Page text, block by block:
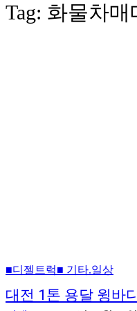
Tag: 화물차매
■디젤트럭■ 기타.일상
대전 1톤 용달 윙바